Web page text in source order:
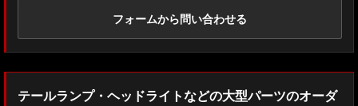
フォームから問い合わせる
テールランプ・ヘッドライトなどの大型パーツのオーダ